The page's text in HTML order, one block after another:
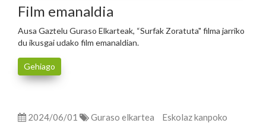
Film emanaldia
Ausa Gaztelu Guraso Elkarteak, “Surfak Zoratuta" filma jarriko
du ikusgai udako film emanaldian.
Gehiago
2024/06/01 Guraso elkartea
Eskolaz kanpoko